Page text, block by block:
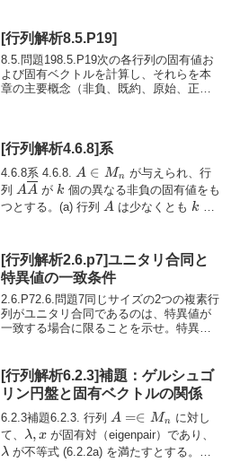
[行列解析8.5.P19]
8.5.問題198.5.P19次の各行列の固有値お
よび固有ベクトルを計算し、それらを本
章の主要概念（非負、既約、原始、正な
[行列解析4.6.8]系
4.6.8系 4.6.8. A
\in
M_n
A ∈ Mn が与えられ、行
列 A
\overline{A}
A A が k
k 個の異なる非負の固有値をも
つとする。(a) 行列 A
A は少なくとも k
k
[行列解析2.6.p7]ユニタリ合同と
特異値の一致条件
2.6.P72.6.問題7同じサイズの2つの複素行
列がユニタリ合同であるのは、特異値が
一致する場合に限ることを示せ。特異値
[行列解析6.2.3]補題：ゲルシュゴ
リン円盤と固有ベクトルの関係
6.2.3補題6.2.3. 行列 A =
\in
M_n
A =∈ Mn
に対し
て、 \lambda,
x
λ, xが固有対（eigenpair）であり、
λ が不等式 (6.2.2a) を満たすとする。こ